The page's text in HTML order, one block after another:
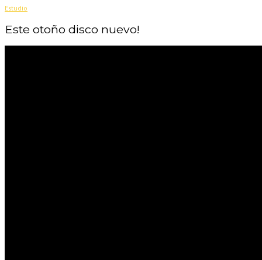
Estudio
Este otoño disco nuevo!